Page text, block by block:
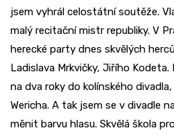
jsem vyhrál celostátní soutěže.
malý recitační mistr republiky. V
herecké party dnes skvělých
Ladislava Mrkvičky, Jiřího
na dva roky do kolínského
Wericha. A tak jsem se v divadle
měnit barvu hlasu. Skvělá škola